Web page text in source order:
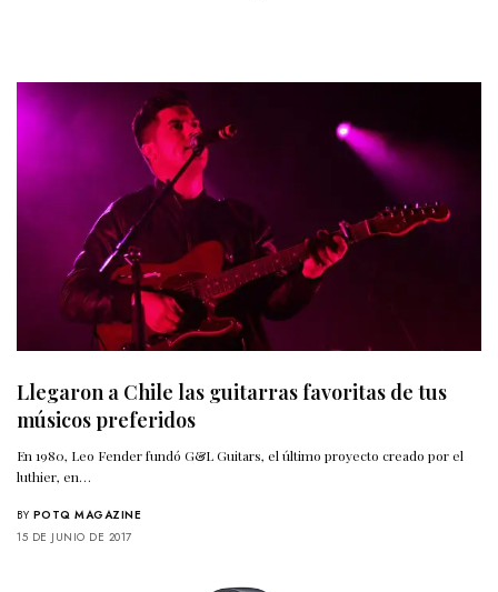
Llegaron a Chile las guitarras favoritas de tus
músicos preferidos
En 1980, Leo Fender fundó G&L Guitars, el último proyecto creado por el
luthier, en…
BY POTQ MAGAZINE
15 DE JUNIO DE 2017